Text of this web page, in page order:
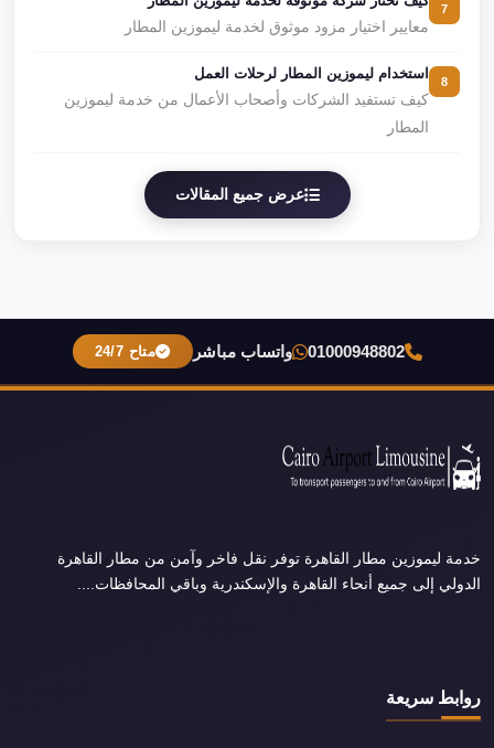
معايير اختيار مزود موثوق لخدمة ليموزين المطار
استخدام ليموزين المطار لرحلات العمل
كيف تستفيد الشركات وأصحاب الأعمال من خدمة ليموزين
المطار
عرض جميع المقالات
01000948802 واتساب مباشر متاح 24/7
خدمة ليموزين مطار القاهرة توفر نقل فاخر وآمن من مطار القاهرة
الدولي إلى جميع أنحاء القاهرة والإسكندرية وباقي المحافظات....
روابط سريعة